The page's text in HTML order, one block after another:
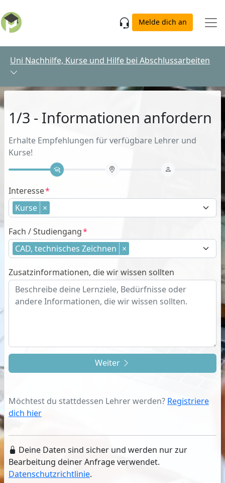
Melde dich an
Uni Nachhilfe, Kurse und Hilfe bei Abschlussarbeiten
1/3 - Informationen anfordern
Erhalte Empfehlungen für verfügbare Lehrer und
Kurse!
Interesse
Kurse ×
Fach / Studiengang
CAD, technisches Zeichnen ×
Zusatzinformationen, die wir wissen sollten
Weiter
Möchtest du stattdessen Lehrer werden? Registriere
dich hier
Deine Daten sind sicher und werden nur zur
Bearbeitung deiner Anfrage verwendet.
Datenschutzrichtlinie.